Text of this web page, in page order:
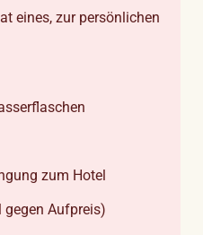
eines, zur persönlichen
zum Hotel
Aufpreis)